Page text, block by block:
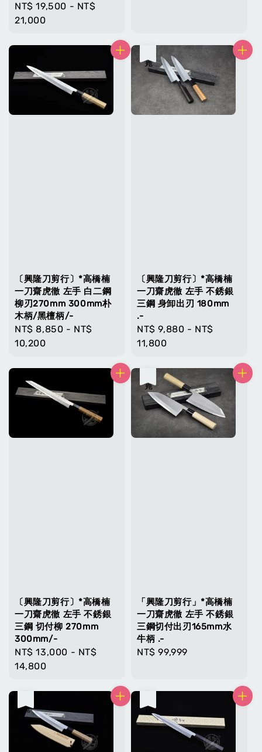
Regular
price
NT$ 19,500 - NT$
21,000
〔興隆刀剪行〕*高橋楠
一刀齋虎徹 左手 白二鋼
柳刃270mm 300mm朴
木柄/黑檀柄/-
Regular
price
NT$ 8,850 - NT$
10,200
〔興隆刀剪行〕*高橋楠
一刀齋虎徹 左手 不銹銀
三鋼 身卸出刃 180mm
.-
Regular
price
NT$ 9,880 - NT$
11,800
〔興隆刀剪行〕*高橋楠
一刀齋虎徹 左手 不銹銀
三鋼 切付柳 270mm
300mm/-
Regular
price
NT$ 13,000 - NT$
14,800
「興隆刀剪行」*高橋楠
一刀齋虎徹 左手 不銹銀
三鋼切付出刃165mm水
牛柄 .-
Regular
NT$ 99,999